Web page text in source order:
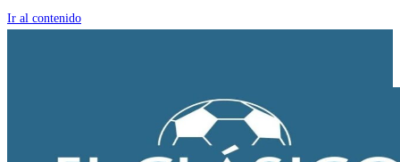
Ir al contenido